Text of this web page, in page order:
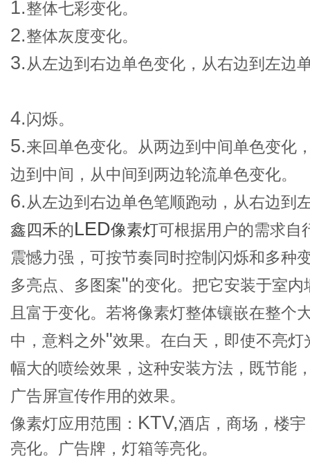
1.整体七彩变化。
2.整体灰度变化。
3. 从左边到右边单色变化，从右边到左边
4.闪烁。
5.来回单色变化。从两边到中间单色变化
边到中间，从中间到两边轮流单色变化。
6. 从左边到右边单色笔顺跑动，从右边到
鑫四禾的LED像素灯可根据用户的需求自
震憾力强，可按节奏同时控制闪烁和多种
多亮点、多图案"的变化。把它安装于室
且富于变化。若将像素灯整体镶嵌在整个
中，意料之外"效果。在白天，即使不亮
幅大的喷绘效果，这种安装方法，既节能
广告屏宣传作用的效果。
像素灯应用范围： KTV,酒店，商场，楼
亮化。广告牌，灯箱等亮化。